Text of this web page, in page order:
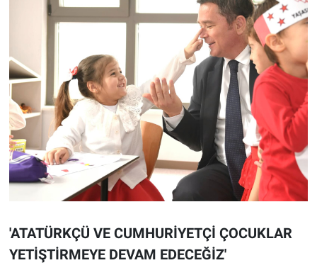
'ATATÜRKÇÜ VE CUMHURİYETÇİ ÇOCUKLAR
YETİŞTİRMEYE DEVAM EDECEĞİZ'